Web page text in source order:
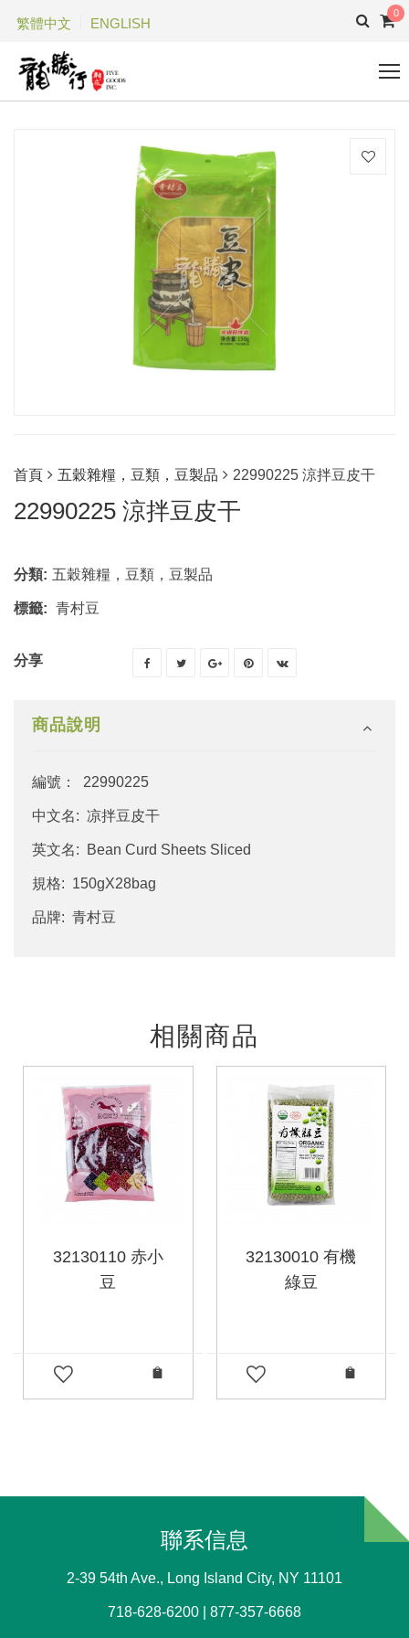
繁體中文 ENGLISH
0
首頁 五穀雜糧，豆類，豆製品 22990225 涼拌豆皮干
22990225 涼拌豆皮干
分類: 五穀雜糧，豆類，豆製品
標籤: 青村豆
分享
商品說明
編號： 22990225
中文名: 凉拌豆皮干
英文名: Bean Curd Sheets Sliced
規格: 150gX28bag
品牌: 青村豆
相關商品
32130110 赤小
豆
32130010 有機
綠豆
聯系信息
2-39 54th Ave., Long Island City, NY 11101
718-628-6200 | 877-357-6668